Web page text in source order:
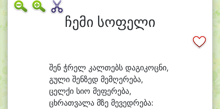
ჩემი სოფელი
შენ ჭრელ კალთებს დაგიკოცნი,
გული შენზედ მემღერება,
ცელქი სიო მეფერება,
ცხრათვალა მზე მევედრება: